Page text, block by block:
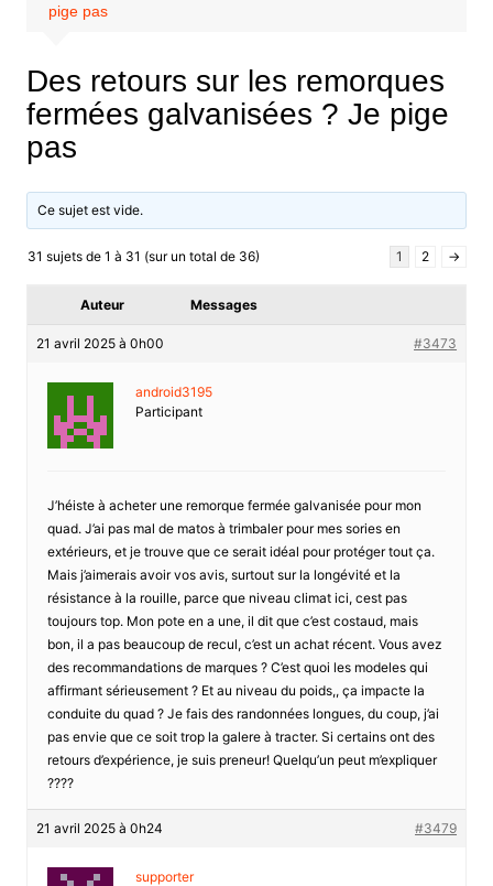
pige pas
Des retours sur les remorques
fermées galvanisées ? Je pige
pas
Ce sujet est vide.
31 sujets de 1 à 31 (sur un total de 36) 1 2 →
Auteur Messages
21 avril 2025 à 0h00 #3473
android3195
Participant
J’héiste à acheter une remorque fermée galvanisée pour mon
quad. J’ai pas mal de matos à trimbaler pour mes sories en
extérieurs, et je trouve que ce serait idéal pour protéger tout ça.
Mais j’aimerais avoir vos avis, surtout sur la longévité et la
résistance à la rouille, parce que niveau climat ici, cest pas
toujours top. Mon pote en a une, il dit que c’est costaud, mais
bon, il a pas beaucoup de recul, c’est un achat récent. Vous avez
des recommandations de marques ? C’est quoi les modeles qui
affirmant sérieusement ? Et au niveau du poids,, ça impacte la
conduite du quad ? Je fais des randonnées longues, du coup, j’ai
pas envie que ce soit trop la galere à tracter. Si certains ont des
retours d’expérience, je suis preneur! Quelqu’un peut m’expliquer
????
21 avril 2025 à 0h24 #3479
supporter